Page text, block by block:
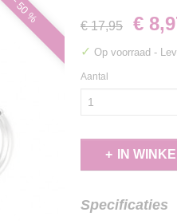
- 50 %
€ 17,95 €
✓ Op voorraad -
Aantal
IN
Specificaties